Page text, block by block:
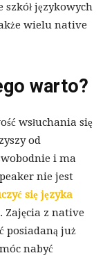
językowych
wielu native
warto?
wsłuchania się
od
i ma
nie jest
się języka
Zajęcia z native
posiadaną już
nabyć